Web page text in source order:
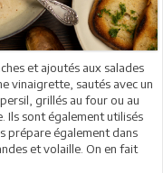
et ajoutés aux salades
vinaigrette, sautés avec un
grillés au four ou au
Ils sont également utilisés
prépare également dans
et volaille. On en fait